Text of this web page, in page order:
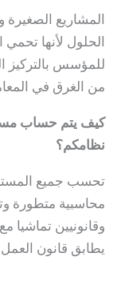
المشاريع الصغيرة
الحلول لأنها
للمؤسس بالتركيز
من الغرق في
كيف يتم حساب
نظامكم؟
تحسب جميع
محاسبية متطورة
وقانونيين
يطابق قانون